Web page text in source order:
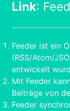
Link:
Feeder ist ein
(RSS/Atom/
entwickelt
Mit Feeder
Beiträge von
Feeder